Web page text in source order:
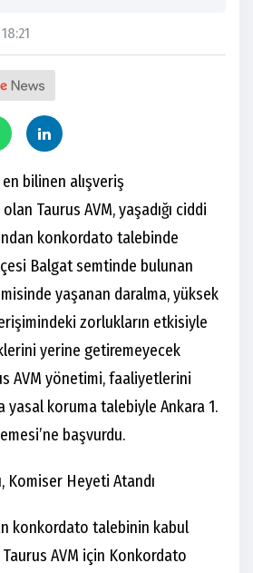
en bilinen alışveriş
Taurus AVM, yaşadığı ciddi
konkordato talebinde
Balgat semtinde bulunan
yaşanan daralma, yüksek
zorlukların etkisiyle
yerine getiremeyecek
AVM yönetimi, faaliyetlerini
yasal koruma talebiyle Ankara 1.
başvurdu.
Komiser Heyeti Atandı
konkordato talebinin kabul
AVM için Konkordato